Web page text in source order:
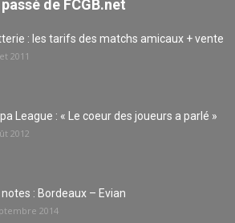
de FCGB.net
: les tarifs des matchs amicaux + vente
2011
League : « Le coeur des joueurs a parlé »
2012
notes : Bordeaux – Evian
2014